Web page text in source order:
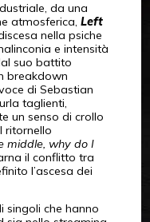
da una
atmosferica, Left
nella psiche
e intensità
suo battito
breakdown
di Sebastian
taglienti,
un senso di crollo
ritornello
middle, why do I
il conflitto tra
l’ascesa dei
singoli che hanno